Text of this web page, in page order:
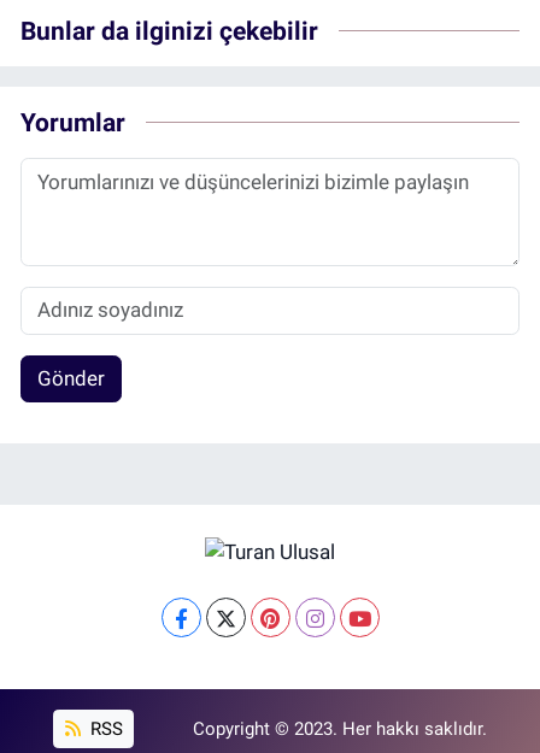
Bunlar da ilginizi çekebilir
Yorumlar
Gönder
RSS Copyright © 2023. Her hakkı saklıdır.